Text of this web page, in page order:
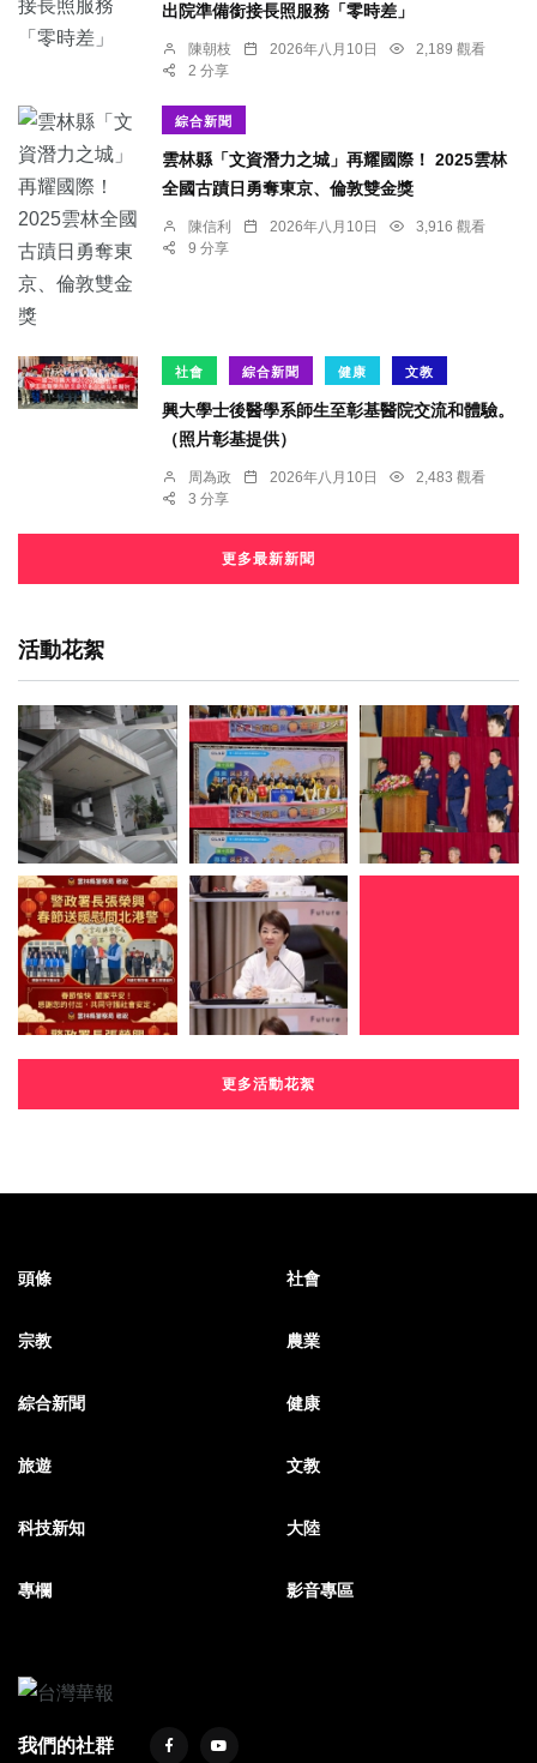
出院準備銜接長照服務「零時差」
陳朝枝 2026年八月10日
2,189 觀看
2 分享
綜合新聞
雲林縣「文資潛力之城」再耀國際！ 2025雲林
全國古蹟日勇奪東京、倫敦雙金獎
陳信利 2026年八月10日
3,916 觀看
9 分享
社會 綜合新聞 健康 文教
興大學士後醫學系師生至彰基醫院交流和體驗。
（照片彰基提供）
周為政 2026年八月10日
2,483 觀看
3 分享
更多最新新聞
活動花絮
更多活動花絮
頭條 社會
宗教 農業
綜合新聞 健康
旅遊 文教
科技新知 大陸
專欄 影音專區
我們的社群